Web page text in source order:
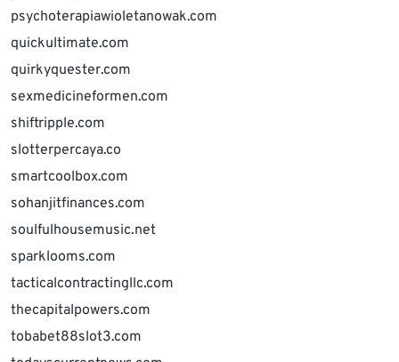
psychoterapiawioletanowak.com
quickultimate.com
quirkyquester.com
sexmedicineformen.com
shiftripple.com
slotterpercaya.co
smartcoolbox.com
sohanjitfinances.com
soulfulhousemusic.net
sparklooms.com
tacticalcontractingllc.com
thecapitalpowers.com
tobabet88slot3.com